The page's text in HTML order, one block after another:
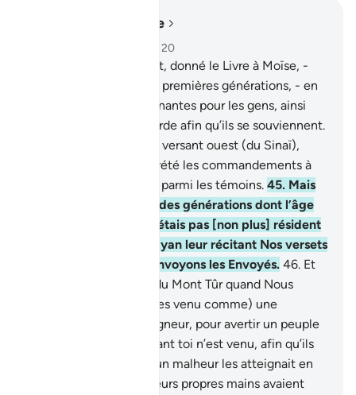
Lire dans le contexte
Chapitre 28, Page 391, Juz 20
Nous avons en effet, donné le Livre à Moïse, -
après avoir fait périr les premières générations, - en
tant que preuves illuminantes pour les gens, ainsi
que guidée et miséricorde afin qu’ils se souviennent.
Tu n’étais pas sur le versant ouest (du Sinaï),
quand Nous avons décrété les commandements à
Moïse, et tu n’étais pas parmi les témoins. 45. Mais
Nous avons fait naître des générations dont l’âge
s’est prolongé. Et tu n’étais pas [non plus] résident
parmi les gens de Madyan leur récitant Nos versets
; mais c’est Nous qui envoyons les Envoyés. 46. Et
tu n’étais pas au flanc du Mont Tûr quand Nous
avons appelé. Mais (tu es venu comme) une
miséricorde de ton Seigneur, pour avertir un peuple
à qui nul avertisseur avant toi n’est venu, afin qu’ils
Si un malheur les atteignait en
rétribution de ce que leurs propres mains avaient